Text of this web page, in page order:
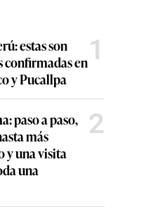
estas son
confirmadas en
y Pucallpa
1
paso a paso,
más
y una visita
una
2